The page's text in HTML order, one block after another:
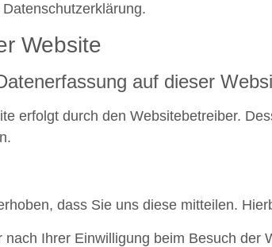
Website
auf dieser
erfolgt durch den Websitebetreiber.
dass Sie uns diese mitteilen.
Ihrer Einwilligung beim Besuch